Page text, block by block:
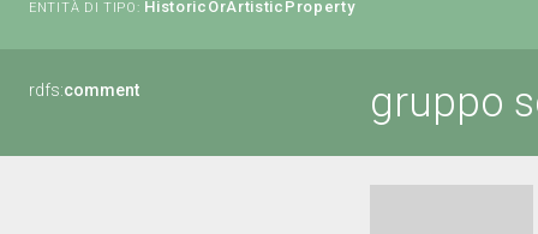
ENTITÀ DI TIPO: HistoricOrArtisticProperty
rdfs:comment gruppo